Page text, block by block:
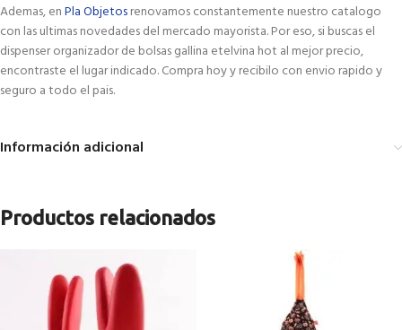
Ademas, enPla Objetosrenovamos constantemente nuestro catalogo
con las ultimas novedades del mercado mayorista. Por eso, si buscas el
dispenser organizador de bolsas gallina etelvina hot al mejor precio,
encontraste el lugar indicado. Compra hoy y recibilo con envio rapido y
seguro a todo el pais.
Información adicional
Productos relacionados